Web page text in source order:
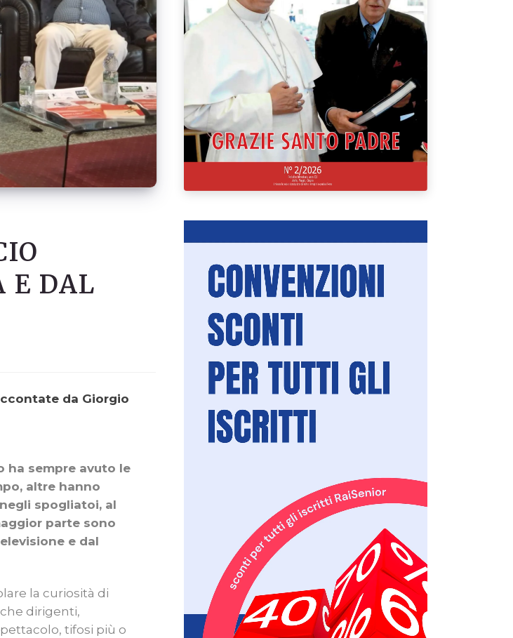
E DAL
da Giorgio
ha sempre avuto le
altre hanno
spogliatoi, al
parte sono
e dal
la curiosità di
dirigenti,
tifosi più o